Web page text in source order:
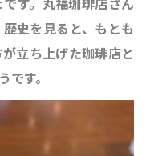
史を見ると、もとも
立ち上げた珈琲店と
す。